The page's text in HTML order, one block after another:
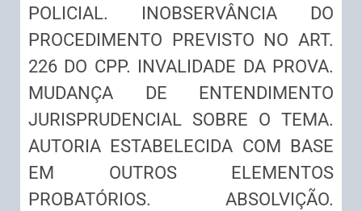
POLICIAL. INOBSERVÂNCIA DO
PROCEDIMENTO PREVISTO NO ART.
226 DO CPP. INVALIDADE DA PROVA.
MUDANÇA DE ENTENDIMENTO
JURISPRUDENCIAL SOBRE O TEMA.
AUTORIA ESTABELECIDA COM BASE
EM OUTROS ELEMENTOS
PROBATÓRIOS. ABSOLVIÇÃO.